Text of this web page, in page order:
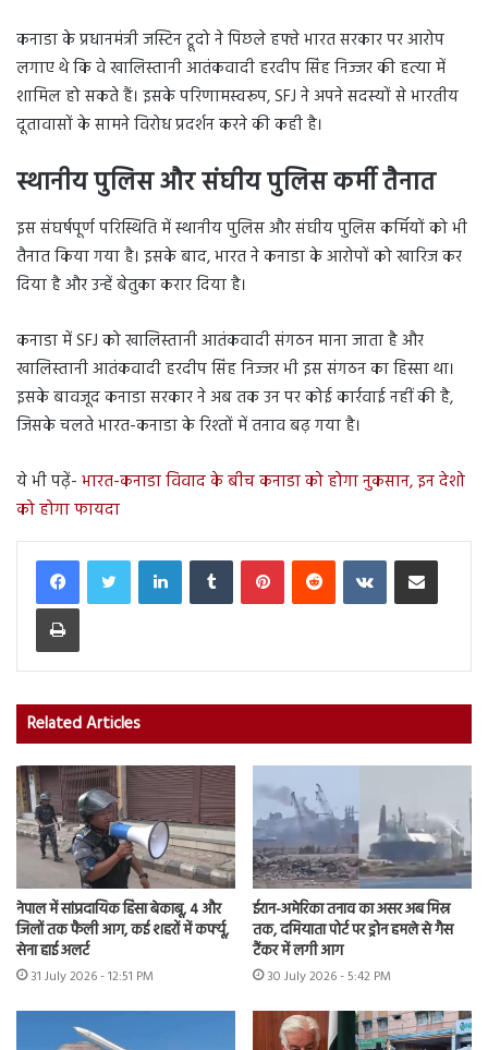
कनाडा के प्रधानमंत्री जस्टिन ट्रूदो ने पिछले हफ्ते भारत सरकार पर आरोप
लगाए थे कि वे खालिस्तानी आतंकवादी हरदीप सिंह निज्जर की हत्या में
शामिल हो सकते हैं। इसके परिणामस्वरूप, SFJ ने अपने सदस्यों से भारतीय
दूतावासों के सामने विरोध प्रदर्शन करने की कही है।
स्थानीय पुलिस और संघीय पुलिस कर्मी तैनात
इस संघर्षपूर्ण परिस्थिति में स्थानीय पुलिस और संघीय पुलिस कर्मियों को भी
तैनात किया गया है। इसके बाद, भारत ने कनाडा के आरोपों को खारिज कर
दिया है और उन्हें बेतुका करार दिया है।
कनाडा में SFJ को खालिस्तानी आतंकवादी संगठन माना जाता है और
खालिस्तानी आतंकवादी हरदीप सिंह निज्जर भी इस संगठन का हिस्सा था।
इसके बावजूद कनाडा सरकार ने अब तक उन पर कोई कार्रवाई नहीं की है,
जिसके चलते भारत-कनाडा के रिश्तों में तनाव बढ़ गया है।
ये भी पढ़ें- भारत-कनाडा विवाद के बीच कनाडा को होगा नुकसान, इन देशो
को होगा फायदा
LinkedInTumblr PinterestReddit VKontakteShare via Email
Print
Related Articles
नेपाल में सांप्रदायिक हिंसा बेकाबू, 4 और
जिलों तक फैली आग, कई शहरों में कर्फ्यू,
सेना हाई अलर्ट
31 July 2026 - 12:51 PM
ईरान-अमेरिका तनाव का असर अब मिस्र
तक, दमियाता पोर्ट पर ड्रोन हमले से गैस
टैंकर में लगी आग
30 July 2026 - 5:42 PM